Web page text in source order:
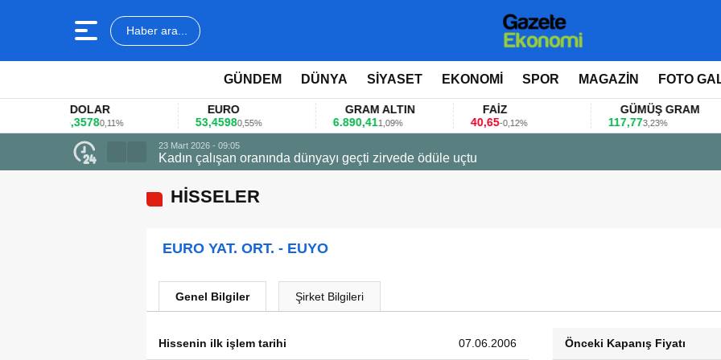
Haber ara...
GÜNDEM DÜNYA SİYASET EKONOMİ SPOR MAGAZİN FOTO
DOLAR
45,35780,11%
EURO
53,45980,55%
GRAM ALTIN
6.890,411,09%
FAİZ
40,65-0,12%
GÜMÜŞ GRAM
117,773,23%
23 Mart 2026 - 09:05
Kadın çalışan oranında dünyayı geçti zirvede ödüle uçtu
HİSSELER
EURO YAT. ORT. - EUYO
Genel Bilgiler Şirket Bilgileri
Hissenin ilk işlem tarihi 07.06.2006 Önceki Kapanış Fiyatı